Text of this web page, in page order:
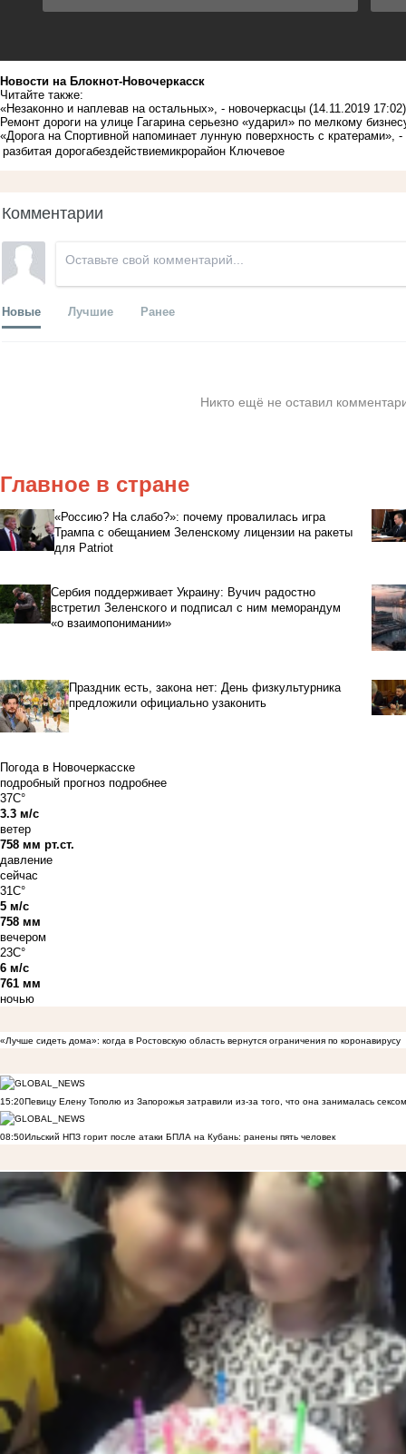
Новости на Блoкнoт-Новочеркасск
Читайте также:
«Незаконно и наплевав на остальных», - новочеркасцы (14.11.2019 17:02)
Ремонт дороги на улице Гагарина серьезно «ударил» по мелкому
«Дорога на Спортивной напоминает лунную поверхность с кратерами», -
разбитая дорогабездействиемикрорайон Ключевое
Комментарии
Новые Лучшие Ранее
Никто ещё не оставил
Главное в стране
«Россию? На слабо?»: почему провалилась игра
Трампа с обещанием Зеленскому лицензии на ракеты
для Patriot
Сербия поддерживает Украину: Вучич радостно
встретил Зеленского и подписал с ним меморандум
«о взаимопонимании»
Праздник есть, закона нет: День физкультурника
предложили официально узаконить
Погода в Новочеркасске
подробный прогноз подробнее
37C°
3.3 м/с
ветер
758 мм рт.ст.
давление
сейчас
31C°
5 м/с
758 мм
вечером
23C°
6 м/с
761 мм
ночью
«Лучше сидеть дома»: когда в Ростовскую область вернутся ограничения по коронавирусу
15:20Певицу Елену Тополю из Запорожья затравили из-за того, что она занималась
08:50Ильский НПЗ горит после атаки БПЛА на Кубань: ранены пять человек